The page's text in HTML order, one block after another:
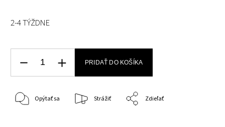
2-4 TÝŽDNE
PRIDAŤ DO KOŠÍKA
Opýtať sa Strážiť Zdieľať